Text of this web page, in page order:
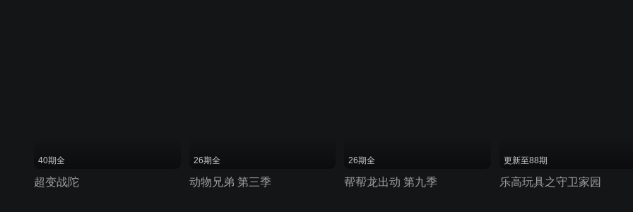
40期全
超变战陀
26期全
动物兄弟 第三季
26期全
帮帮龙出动 第九季
更新至88期
乐高玩具之守卫家园